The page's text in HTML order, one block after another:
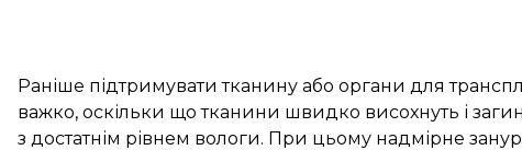
Раніше підтримувати тканину або органи для
важко, оскільки що тканини швидко висохнуть і
з достатнім рівнем вологи. При цьому надмірне